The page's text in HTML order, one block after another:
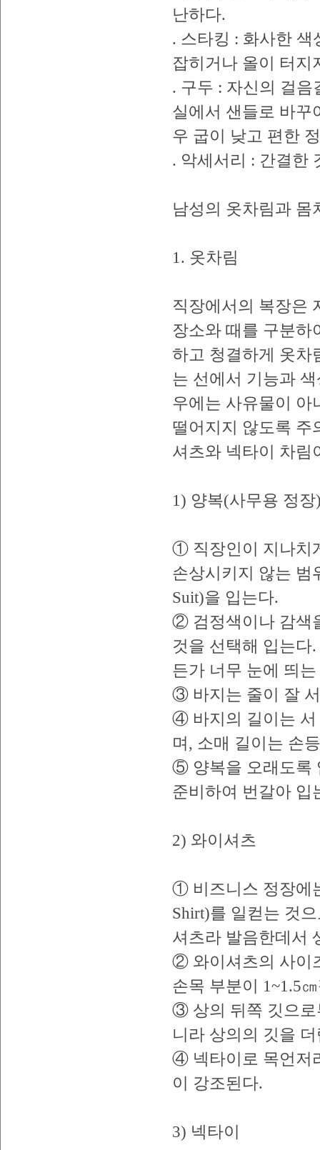
난하다.
. 스타킹 : 화사한
잡히거나 올이 터지
. 구두 : 자신의 걸
실에서 샌들로 바꾸
우 굽이 낮고 편한
. 악세서리 : 간결한
남성의 옷차림과 몸
1. 옷차림
직장에서의 복장은
장소와 때를 구분하
하고 청결하게 옷차
는 선에서 기능과
우에는 사유물이 아
떨어지지 않도록 주
셔츠와 넥타이 차림
1) 양복(사무용 정장
① 직장인이 지나치
손상시키지 않는 범
Suit)을 입는다.
② 검정색이나 감색
것을 선택해 입는다
든가 너무 눈에 띄
③ 바지는 줄이 잘
④ 바지의 길이는 서
며, 소매 길이는 손
⑤ 양복을 오래도록
준비하여 번갈아 입
2) 와이셔츠
① 비즈니스 정장에
Shirt)를 일컫는 것
셔츠라 발음한데서
② 와이셔츠의 사이
손목 부분이 1~1.5
③ 상의 뒤쪽 깃으로
니라 상의의 깃을
④ 넥타이로 목언저
이 강조된다.
3) 넥타이